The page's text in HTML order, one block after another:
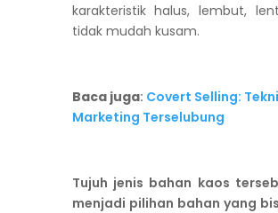
karakteristik halus, lembut,
tidak mudah kusam.
Baca juga: Covert Selling:
Marketing Terselubung
Tujuh jenis bahan kaos
menjadi pilihan bahan yang